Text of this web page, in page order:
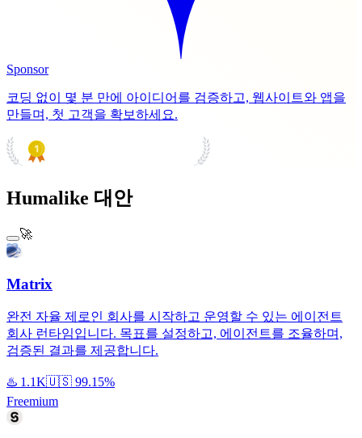
Sponsor
코딩 없이 몇 분 만에 아이디어를 검증하고, 웹사이트와 앱을
만들며, 첫 고객을 확보하세요.
Humalike 대안
🚀
Matrix
완전 자율 제로인 회사를 시작하고 운영할 수 있는 에이전트
회사 런타임입니다. 목표를 설정하고, 에이전트를 조율하며,
검증된 결과를 제공합니다.
♨️ 1.1K🇺🇸 99.15%
Freemium